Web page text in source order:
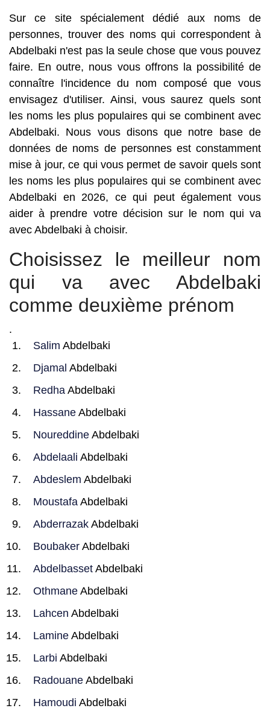
Sur ce site spécialement dédié aux noms de
personnes, trouver des noms qui correspondent à
Abdelbaki n'est pas la seule chose que vous pouvez
faire. En outre, nous vous offrons la possibilité de
connaître l'incidence du nom composé que vous
envisagez d'utiliser. Ainsi, vous saurez quels sont
les noms les plus populaires qui se combinent avec
Abdelbaki. Nous vous disons que notre base de
données de noms de personnes est constamment
mise à jour, ce qui vous permet de savoir quels sont
les noms les plus populaires qui se combinent avec
Abdelbaki en 2026, ce qui peut également vous
aider à prendre votre décision sur le nom qui va
avec Abdelbaki à choisir.
Choisissez le meilleur nom
qui va avec Abdelbaki
comme deuxième prénom
.
Salim Abdelbaki
Djamal Abdelbaki
Redha Abdelbaki
Hassane Abdelbaki
Noureddine Abdelbaki
Abdelaali Abdelbaki
Abdeslem Abdelbaki
Moustafa Abdelbaki
Abderrazak Abdelbaki
Boubaker Abdelbaki
Abdelbasset Abdelbaki
Othmane Abdelbaki
Lahcen Abdelbaki
Lamine Abdelbaki
Larbi Abdelbaki
Radouane Abdelbaki
Hamoudi Abdelbaki